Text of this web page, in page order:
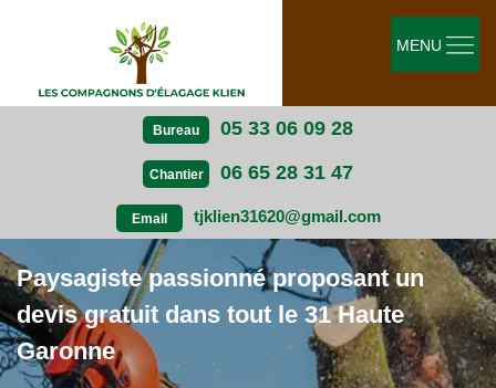
Bureau 05 33 06 09 28
Chantier 06 65 28 31 47
Email tjklien31620@gmail.com
MENU
Paysagiste passionné proposant un
devis gratuit dans tout le 31 Haute
Garonne